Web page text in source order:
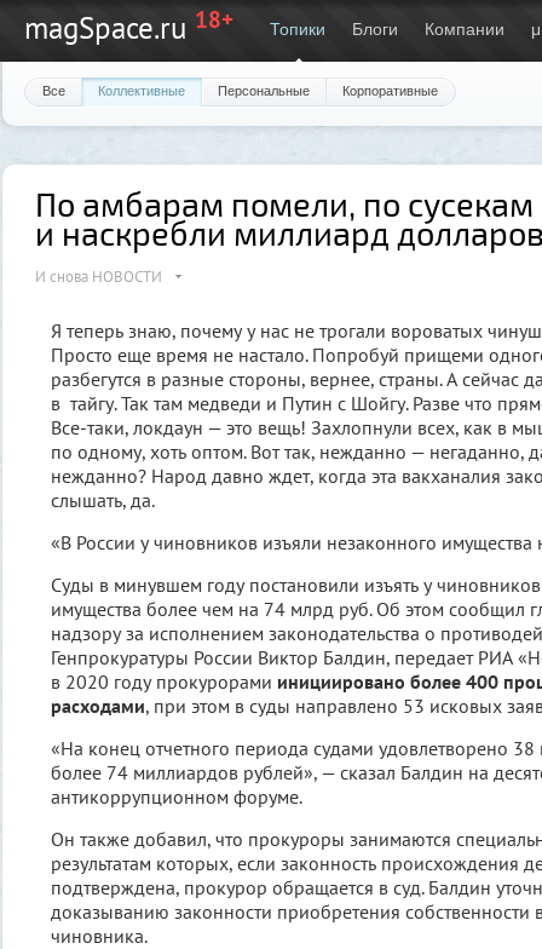
magSpace.ru 18+ Топики Блоги Компании μ
Все Коллективные Персональные Корпоративные
По амбарам помели, по сусекам
и наскребли миллиард
И снова НОВОСТИ
Я теперь знаю, почему у нас не трогали вороватых
Просто еще время не настало. Попробуй прищеми
разбегутся в разные стороны, вернее, страны. А сейчас
в тайгу. Так там медведи и Путин с Шойгу. Разве что
Все-таки, локдаун — это вещь! Захлопнули всех, как в
по одному, хоть оптом. Вот так, нежданно — негаданно,
нежданно? Народ давно ждет, когда эта вакханалия
слышать, да.
«В России у чиновников изъяли незаконного
Суды в минувшем году постановили изъять у
имущества более чем на 74 млрд руб. Об этом сообщил
надзору за исполнением законодательства о
Генпрокуратуры России Виктор Балдин, передает РИА
в 2020 году прокурорами инициировано более 400
расходами, при этом в суды направлено 53 исковых
«На конец отчетного периода судами удовлетворено
более 74 миллиардов рублей», — сказал Балдин на
антикоррупционном форуме.
Он также добавил, что прокуроры занимаются
результатам которых, если законность происхождения
подтверждена, прокурор обращается в суд. Балдин
доказыванию законности приобретения собственности
чиновника.